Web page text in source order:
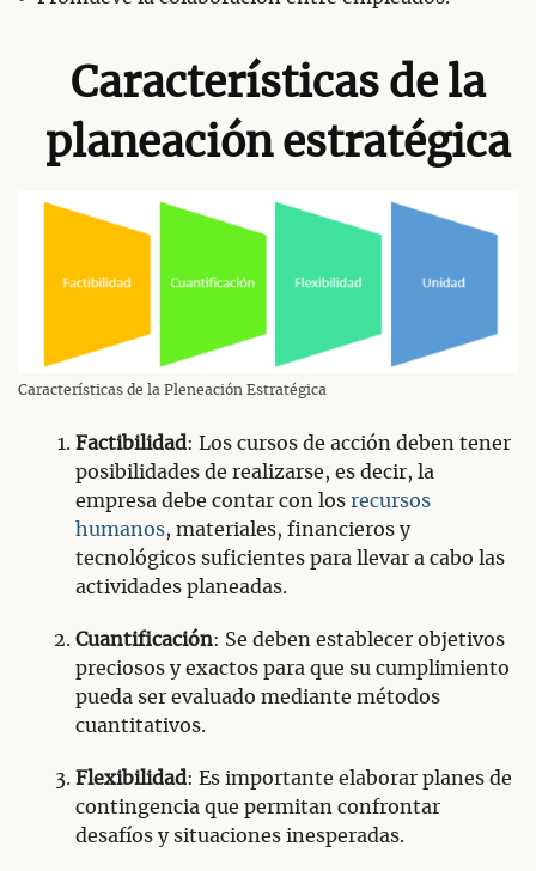
Características de la
planeación estratégica
Características de la Pleneación Estratégica
Factibilidad: Los cursos de acción deben tener
posibilidades de realizarse, es decir, la
empresa debe contar con los recursos
humanos, materiales, financieros y
tecnológicos suficientes para llevar a cabo las
actividades planeadas.
Cuantificación: Se deben establecer objetivos
preciosos y exactos para que su cumplimiento
pueda ser evaluado mediante métodos
cuantitativos.
Flexibilidad: Es importante elaborar planes de
contingencia que permitan confrontar
desafíos y situaciones inesperadas.